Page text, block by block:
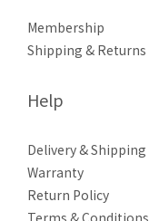
Membership
Shipping & Returns
Help
Delivery & Shipping
Warranty
Return Policy